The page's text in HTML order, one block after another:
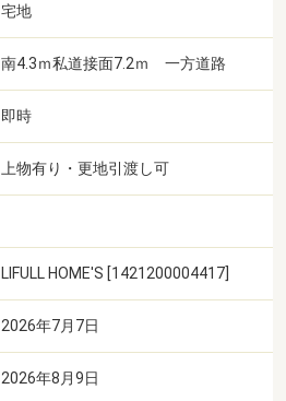
宅地
南4.3ｍ私道接面7.2ｍ 一方道路
即時
上物有り・更地引渡し可
LIFULL HOME'S [1421200004417]
2026年7月7日
2026年8月9日